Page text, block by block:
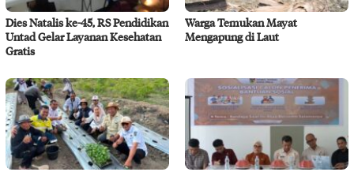
Dies Natalis ke-45, RS Pendidikan
Untad Gelar Layanan Kesehatan
Gratis
Warga Temukan Mayat
Mengapung di Laut